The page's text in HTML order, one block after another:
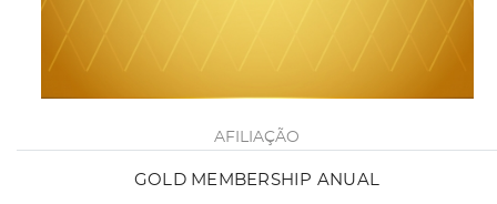
AFILIAÇÃO
GOLD MEMBERSHIP ANUAL